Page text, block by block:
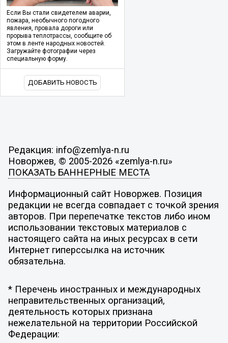
Если Вы стали свидетелем аварии,
пожара, необычного погодного
явления, провала дороги или
прорыва теплотрассы, сообщите об
этом в ленте народных новостей.
Загружайте фотографии через
специальную форму.
ДОБАВИТЬ НОВОСТЬ
Редакция: info@zemlya-n.ru
Новоржев, © 2005-2026 «zemlya-n.ru»
ПОКАЗАТЬ БАННЕРНЫЕ МЕСТА
Информационный сайт Новоржев. Позиция
редакции не всегда совпадает с точкой зрения
авторов. При перепечатке текстов либо ином
использовании текстовых материалов с
настоящего сайта на иных ресурсах в сети
Интернет гиперссылка на источник
обязательна.
* Перечень иностранных и международных
неправительственных организаций,
деятельность которых признана
нежелательной на территории Российской
Федерации: